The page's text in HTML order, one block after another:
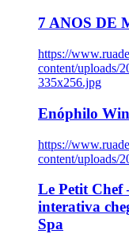
7 ANOS DE
https://
content/uploads/
335x256.jpg
Enóphilo
https://
content/uploads/
Le Petit Chef
interativa
Spa